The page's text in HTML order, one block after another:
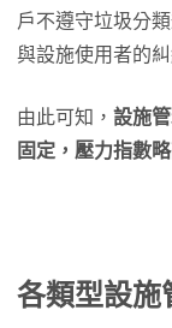
戶不遵守垃圾分
與設施使用者的
由此可知， 設施
固定，壓力指數
各類型設施